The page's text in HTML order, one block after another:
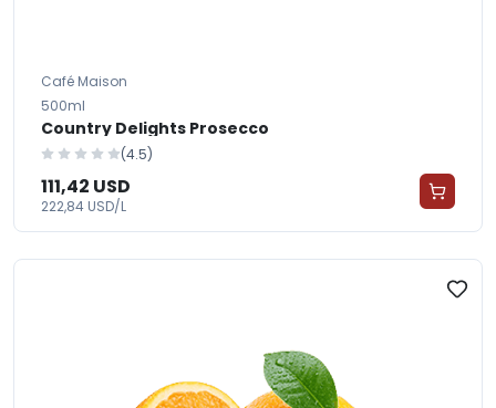
Café Maison
500ml
Country Delights Prosecco
(4.5)
111,42 USD
222,84 USD/L